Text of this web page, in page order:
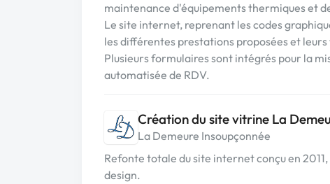
maintenance d'équipements thermiques et
Le site internet, reprenant les codes
les différentes prestations proposées et
Plusieurs formulaires sont intégrés pour la
automatisée de RDV.
Création du site vitrine La
La Demeure Insoupçonnée
Refonte totale du site internet conçu en
design.